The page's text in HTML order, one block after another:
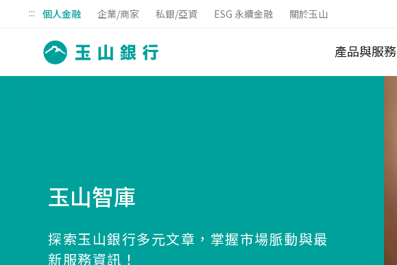
::: 個人金融 企業/商家 私銀/亞資 ESG 永續金融 關於玉山
產品與服務
:::
玉山智庫
探索玉山銀行多元文章，掌握市場脈動與最
新服務資訊！